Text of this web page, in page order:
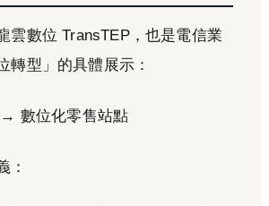
雲數位 TransTEP，也是電信業
轉型」的具體展示：
數位化零售站點
：